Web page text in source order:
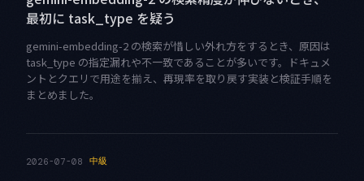
最初に task_type を疑う
gemini-embedding-2 の検索が惜しい外れ方をするとき、原因は
task_type の指定漏れや不一致であることが多いです。ドキュメ
ントとクエリで用途を揃え、再現率を取り戻す実装と検証手順を
まとめました。
2026-07-08 中級